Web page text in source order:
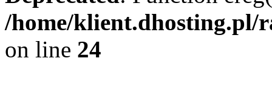
/home/klient.dhosting.pl/
on line 24